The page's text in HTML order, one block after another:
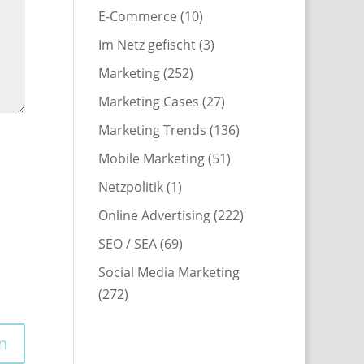
E-Commerce (10)
Im Netz gefischt(3)
Marketing(252)
Marketing Cases (27)
Marketing Trends (136)
Mobile Marketing(51)
Netzpolitik(1)
Online Advertising(222)
SEO / SEA(69)
Social Media Marketing
(272)